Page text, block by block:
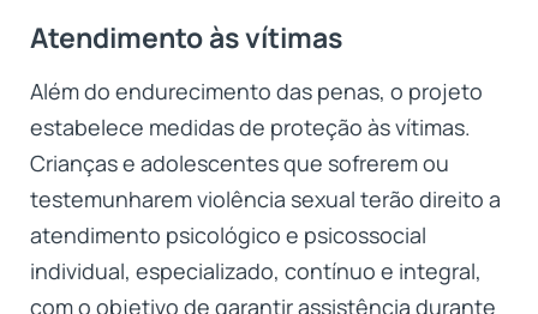
Atendimento às vítimas
Além do endurecimento das penas, o projeto
estabelece medidas de proteção às vítimas.
Crianças e adolescentes que sofrerem ou
testemunharem violência sexual terão direito a
atendimento psicológico e psicossocial
individual, especializado, contínuo e integral,
com o objetivo de garantir assistência durante